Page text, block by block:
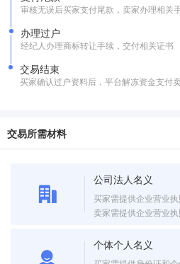
审核无误后买家支付尾款，卖家办理相关
办理过户
经纪人办理商标转让手续，交付相关证书
交易结束
买家确认过户资料后，平台解冻资金支付
交易所需材料
公司法人名义
买家需提供企业营业执
卖家需提供企业营业执
个体个人名义